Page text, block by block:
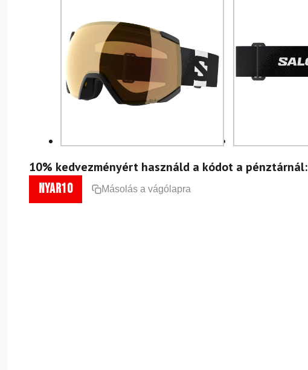
10% kedvezményért használd a kódot a pénztárnál:
nyar10 Másolás a vágólapra